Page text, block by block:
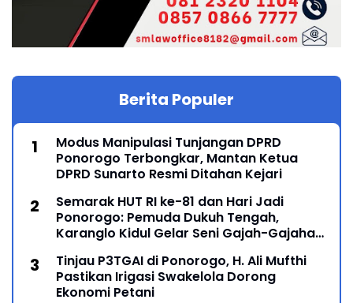
Berita Populer
Modus Manipulasi Tunjangan DPRD
Ponorogo Terbongkar, Mantan Ketua
DPRD Sunarto Resmi Ditahan Kejari
Semarak HUT RI ke-81 dan Hari Jadi
Ponorogo: Pemuda Dukuh Tengah,
Karanglo Kidul Gelar Seni Gajah-Gajahan,
Tinjau P3TGAI di Ponorogo, H. Ali Mufthi
Pastikan Irigasi Swakelola Dorong
Ekonomi Petani